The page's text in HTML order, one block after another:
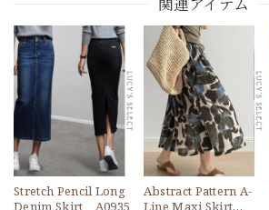
関連アイテム
Stretch Pencil Long
Denim Skirt A0935
Abstract Pattern A-
Line Maxi Skirt